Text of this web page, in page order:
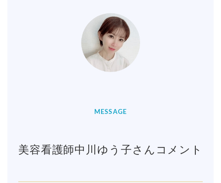
MESSAGE
美容看護師中川ゆう子さんコメント